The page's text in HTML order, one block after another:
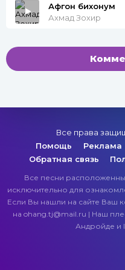
Афгон бихонум
Ахмад Зохир
Все права
Помощь
Реклама
Обратная связь
Все песни
исключительно для
Если Вы нашли на сайте Ваш
на ohang.tj@mail.ru | Наш
Андройде и